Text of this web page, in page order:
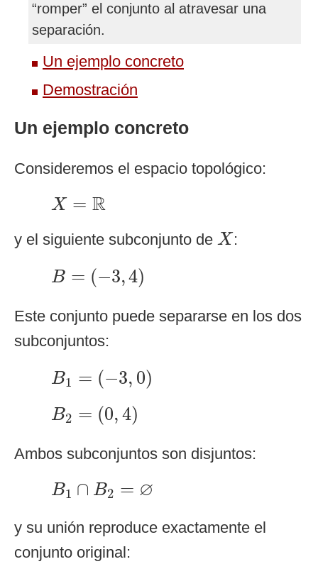
“romper” el conjunto al atravesar una
separación.
Un ejemplo concreto
Demostración
Un ejemplo concreto
Consideremos el espacio topológico:
X = R
X =R
y el siguiente subconjunto de X
X :
B = (−3,4)
B − 3,4 )
Este conjunto puede separarse en los dos
subconjuntos:
B1 = (−3, 0)
B (− 3,0 )
B2 = (0,4)
B 0, )
Ambos subconjuntos son disjuntos:
B1 ∩ B2 = ∅
B 1∩ B =∅
y su unión reproduce exactamente el
conjunto original: